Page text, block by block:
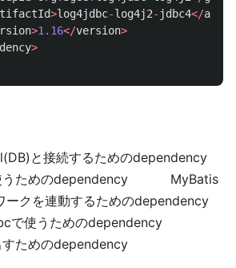
>log4jdbc-log4j2- jdbc4</
>1.16</version>
>
続するためのdependency
ためのdependency MyBatis
ークを連動するためのdependency
使うためのdependency
ためのdependency